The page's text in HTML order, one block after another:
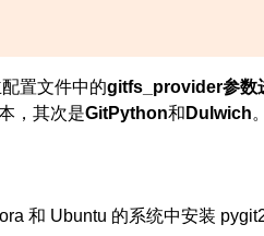
置文件中的gitfs_provider参数
，其次是GitPython和 Dulwich
和 Ubuntu 的系统中安装